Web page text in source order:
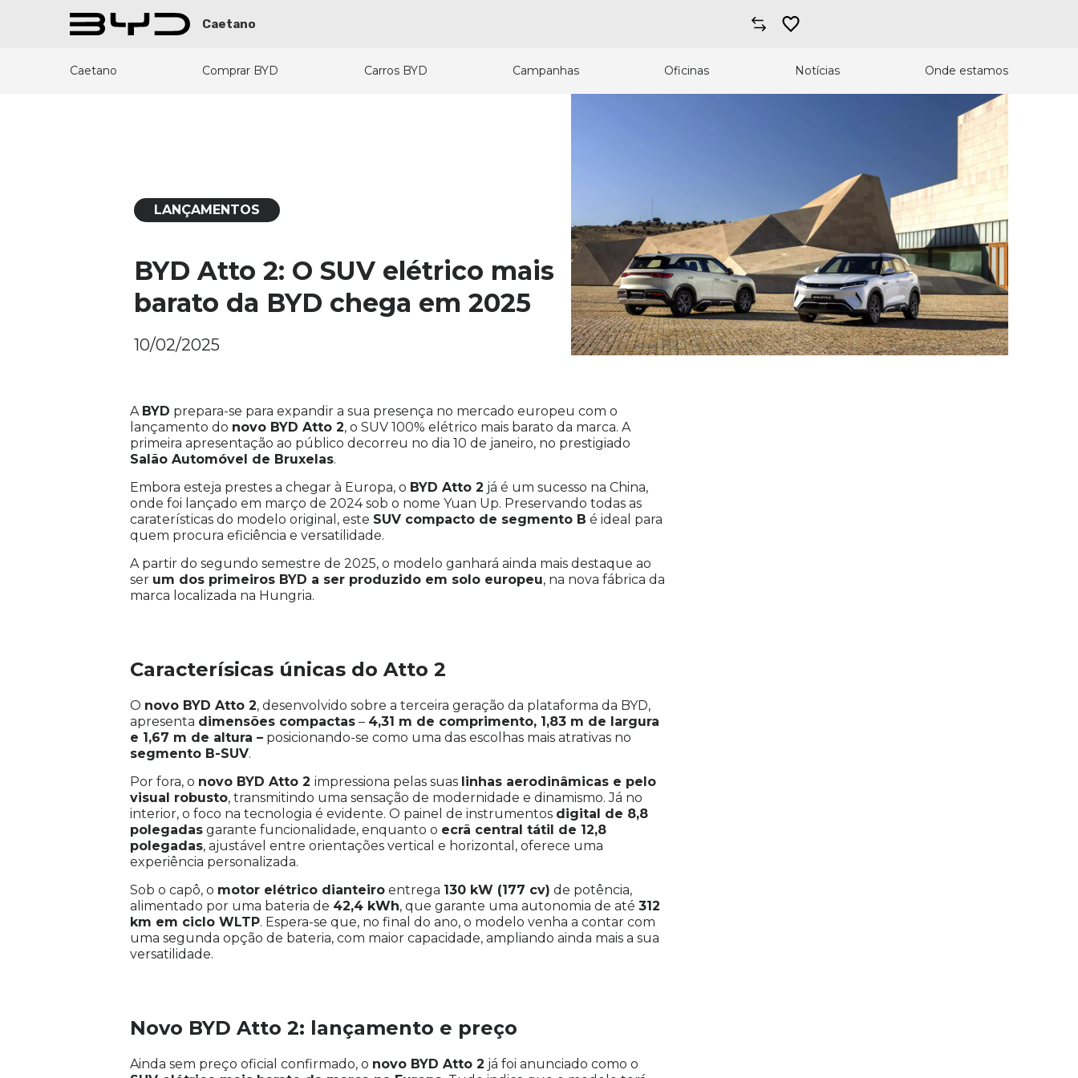
Caetano
Caetano Comprar BYD Carros BYD Campanhas Oficinas Notícias Onde estamos
LANÇAMENTOS
BYD Atto 2: O SUV elétrico mais
barato da BYD chega em 2025
10/02/2025
A BYD prepara-se para expandir a sua presença no mercado europeu com o
lançamento do novo BYD Atto 2, o SUV 100% elétrico mais barato da marca. A
primeira apresentação ao público decorreu no dia 10 de janeiro, no prestigiado
Salão Automóvel de Bruxelas.
Embora esteja prestes a chegar à Europa, o BYD Atto 2 já é um sucesso na China,
onde foi lançado em março de 2024 sob o nome Yuan Up. Preservando todas as
caraterísticas do modelo original, este SUV compacto de segmento B é ideal para
quem procura eficiência e versatilidade.
A partir do segundo semestre de 2025, o modelo ganhará ainda mais destaque ao
ser um dos primeiros BYD a ser produzido em solo europeu, na nova fábrica da
marca localizada na Hungria.
Caracterísicas únicas do Atto 2
O novo BYD Atto 2, desenvolvido sobre a terceira geração da plataforma da BYD,
apresenta dimensões compactas – 4,31 m de comprimento, 1,83 m de largura
e 1,67 m de altura – posicionando-se como uma das escolhas mais atrativas no
segmento B-SUV.
Por fora, o novo BYD Atto 2 impressiona pelas suas linhas aerodinâmicas e pelo
visual robusto, transmitindo uma sensação de modernidade e dinamismo. Já no
interior, o foco na tecnologia é evidente. O painel de instrumentos digital de 8,8
polegadas garante funcionalidade, enquanto o ecrã central tátil de 12,8
polegadas, ajustável entre orientações vertical e horizontal, oferece uma
experiência personalizada.
Sob o capô, o motor elétrico dianteiro entrega 130 kW (177 cv) de potência,
alimentado por uma bateria de 42,4 kWh, que garante uma autonomia de até 312
km em ciclo WLTP. Espera-se que, no final do ano, o modelo venha a contar com
uma segunda opção de bateria, com maior capacidade, ampliando ainda mais a sua
versatilidade.
Novo BYD Atto 2: lançamento e preço
Ainda sem preço oficial confirmado, o novo BYD Atto 2 já foi anunciado como o